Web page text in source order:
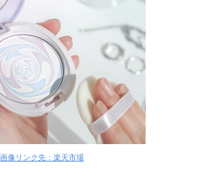
画像リンク先：楽天市場